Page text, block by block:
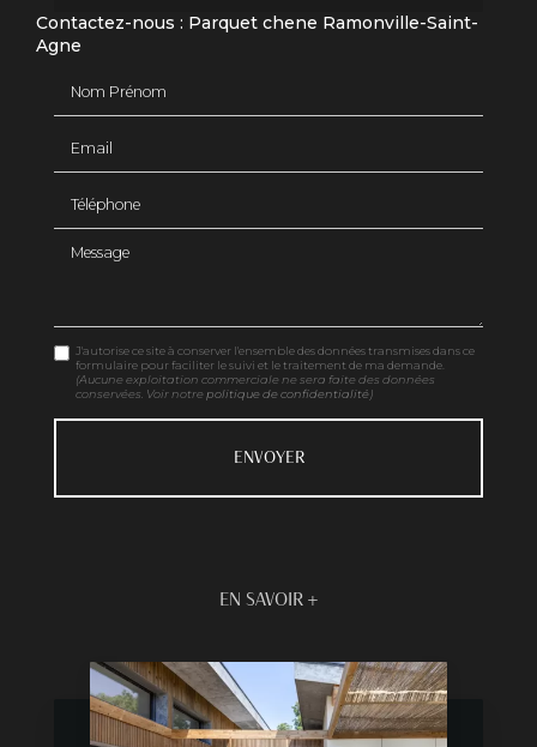
Contactez-nous : Parquet chene Ramonville-Saint-
Agne
Message
J'autorise ce site à conserver l'ensemble des données transmises dans ce
formulaire pour faciliter le suivi et le traitement de ma demande.
(Aucune exploitation commerciale ne sera faite des données
conservées. Voir notre politique de confidentialité)
EN SAVOIR +